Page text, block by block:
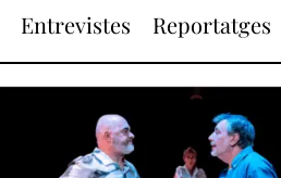
Entrevistes Reportatges